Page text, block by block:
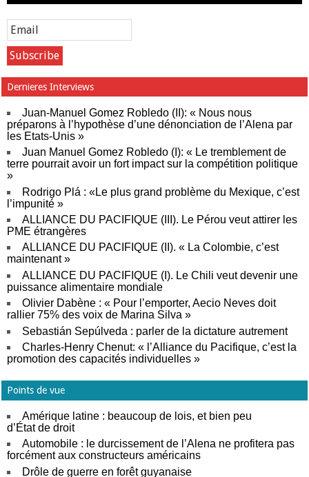
Dernieres Interviews
Juan-Manuel Gomez Robledo (II): « Nous nous
préparons à l’hypothèse d’une dénonciation de l’Alena par
les Etats-Unis »
Juan Manuel Gomez Robledo (I): « Le tremblement de
terre pourrait avoir un fort impact sur la compétition politique
»
Rodrigo Plá : «Le plus grand problème du Mexique, c’est
l’impunité »
ALLIANCE DU PACIFIQUE (III). Le Pérou veut attirer les
PME étrangères
ALLIANCE DU PACIFIQUE (II). « La Colombie, c’est
maintenant »
ALLIANCE DU PACIFIQUE (I). Le Chili veut devenir une
puissance alimentaire mondiale
Olivier Dabène : « Pour l’emporter, Aecio Neves doit
rallier 75% des voix de Marina Silva »
Sebastián Sepúlveda : parler de la dictature autrement
Charles-Henry Chenut: « l’Alliance du Pacifique, c’est la
promotion des capacités individuelles »
Points de vue
Amérique latine : beaucoup de lois, et bien peu
d’État de droit
Automobile : le durcissement de l’Alena ne profitera pas
forcément aux constructeurs américains
Drôle de guerre en forêt guyanaise